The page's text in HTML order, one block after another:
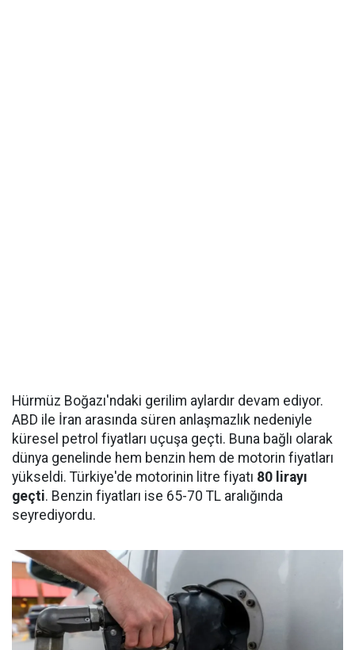
Hürmüz Boğazı'ndaki gerilim aylardır devam ediyor.
ABD ile İran arasında süren anlaşmazlık nedeniyle
küresel petrol fiyatları uçuşa geçti. Buna bağlı olarak
dünya genelinde hem benzin hem de motorin fiyatları
yükseldi. Türkiye'de motorinin litre fiyatı 80 lirayı
geçti. Benzin fiyatları ise 65-70 TL aralığında
seyrediyordu.